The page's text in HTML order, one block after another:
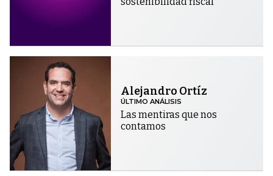
Alejandro Ortíz
ÚLTIMO ANÁLISIS
Las mentiras que nos
contamos